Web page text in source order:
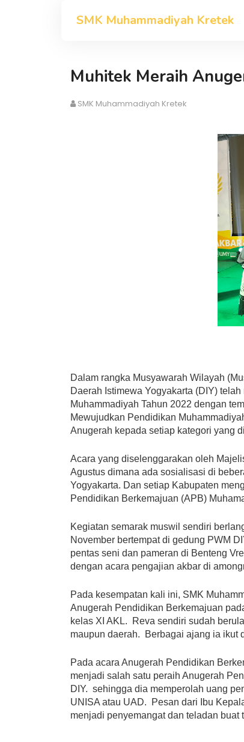
SMK Muhammadiyah Kretek
Muhitek Meraih
SMK Muhammadiyah Kretek
Dalam rangka Musyawarah Wilayah
Daerah Istimewa Yogyakarta (DIY)
Muhammadiyah Tahun 2022 dengan
Mewujudkan Pendidikan
Anugerah kepada setiap kategori yang
Acara yang diselenggarakan oleh
Agustus dimana ada sosialisasi di
Yogyakarta. Dan setiap Kabupaten
Pendidikan Berkemajuan (APB)
Kegiatan semarak muswil sendiri
November bertempat di gedung PWM
pentas seni dan pameran di Benteng
dengan acara pengajian akbar di
Pada kesempatan kali ini, SMK
Anugerah Pendidikan Berkemajuan
kelas XI AKL. Reva sendiri sudah
maupun daerah. Berbagai ajang ia ikut
Pada acara Anugerah Pendidikan
menjadi salah satu peraih Anugerah
DIY. sehingga dia memperolah uang
UNISA atau UAD. Pesan dari Ibu
menjadi penyemangat dan teladan buat